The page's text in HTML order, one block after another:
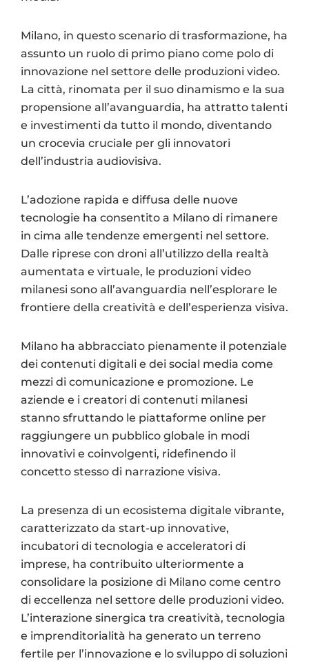
Milano, in questo scenario di trasformazione, ha
assunto un ruolo di primo piano come polo di
innovazione nel settore delle produzioni video.
La città, rinomata per il suo dinamismo e la sua
propensione all’avanguardia, ha attratto talenti
e investimenti da tutto il mondo, diventando
un crocevia cruciale per gli innovatori
dell’industria audiovisiva.
L’adozione rapida e diffusa delle nuove
tecnologie ha consentito a Milano di rimanere
in cima alle tendenze emergenti nel settore.
Dalle riprese con droni all’utilizzo della realtà
aumentata e virtuale, le produzioni video
milanesi sono all’avanguardia nell’esplorare le
frontiere della creatività e dell’esperienza visiva.
Milano ha abbracciato pienamente il potenziale
dei contenuti digitali e dei social media come
mezzi di comunicazione e promozione. Le
aziende e i creatori di contenuti milanesi
stanno sfruttando le piattaforme online per
raggiungere un pubblico globale in modi
innovativi e coinvolgenti, ridefinendo il
concetto stesso di narrazione visiva.
La presenza di un ecosistema digitale vibrante,
caratterizzato da start-up innovative,
incubatori di tecnologia e acceleratori di
imprese, ha contribuito ulteriormente a
consolidare la posizione di Milano come centro
di eccellenza nel settore delle produzioni video.
L’interazione sinergica tra creatività, tecnologia
e imprenditorialità ha generato un terreno
fertile per l’innovazione e lo sviluppo di soluzioni